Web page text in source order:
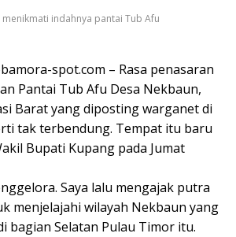
indahnya pantai Tub Afu
spot.com – Rasa penasaran
Pantai Tub Afu Desa Nekbaun,
Barat yang diposting warganet di
tak terbendung. Tempat itu baru
Bupati Kupang pada Jumat
Saya lalu mengajak putra
menjelajahi wilayah Nekbaun yang
bagian Selatan Pulau Timor itu.